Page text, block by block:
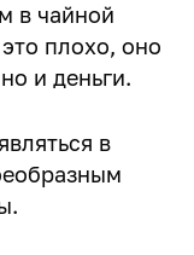
в чайной
плохо, оно
и деньги.
в